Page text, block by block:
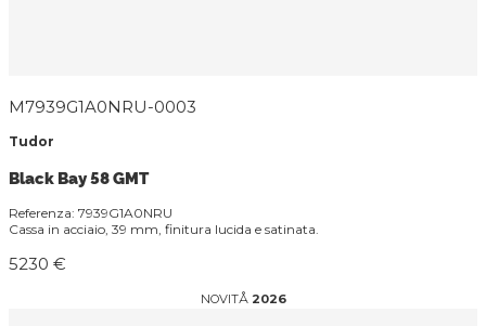
M7939G1A0NRU-0003
Tudor
Black Bay 58 GMT
Referenza: 7939G1A0NRU
Cassa in acciaio, 39 mm, finitura lucida e satinata.
5230 €
NOVITÅ 2026